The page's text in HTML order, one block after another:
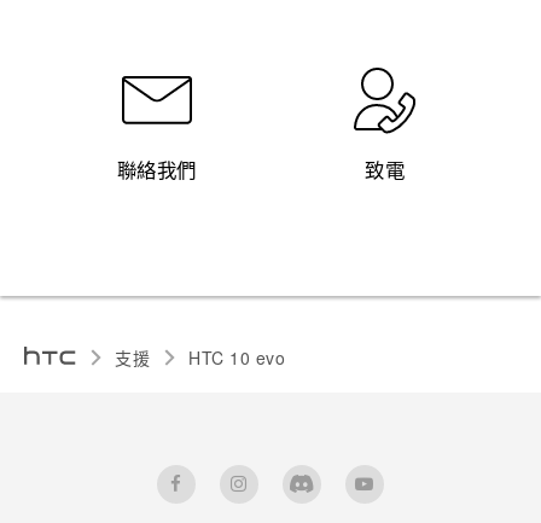
聯絡我們 致電
支援 HTC 10 evo‎